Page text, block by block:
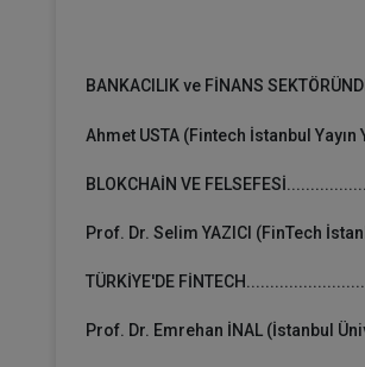
BANKACILIK ve FİNANS
Ahmet USTA (Fintech İstanbul Yayın
BLOKCHAİN VE
Prof. Dr. Selim YAZICI (FinTech
TÜRKİYE'DE
Prof. Dr. Emrehan İNAL (İstanbul